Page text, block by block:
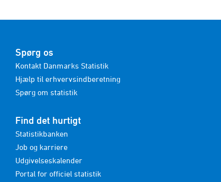
Spørg os
Kontakt Danmarks Statistik
Hjælp til erhvervsindberetning
Spørg om statistik
Find det hurtigt
Statistikbanken
Job og karriere
Udgivelseskalender
Portal for officiel statistik